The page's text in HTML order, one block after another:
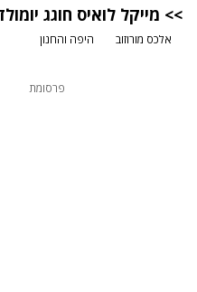
>> מייקל לואיס חוגג
אלכס מורוזוב היפה והחנון
פרסומת